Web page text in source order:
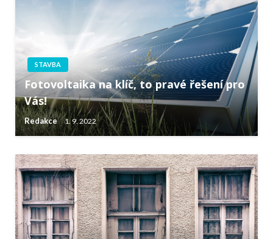
STAVBA
Fotovoltaika na klíč, to pravé řešení pro
Vás!
Redakce 1. 9. 2022